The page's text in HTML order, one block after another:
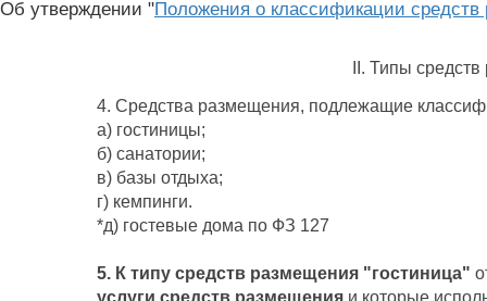
Об утверждении "Положения о классификации
II. Типы
4. Средства размещения, подлежащие
а) гостиницы;
б) санатории;
в) базы отдыха;
г) кемпинги.
*д) гостевые дома по ФЗ 127
5. К типу средств размещения "гостиница"
услуги средств размещения и которые